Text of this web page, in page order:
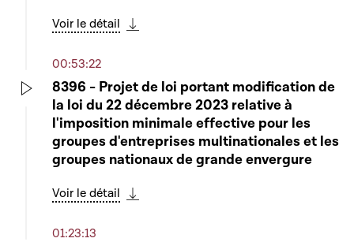
Voir le détail
00:53:22
8396 - Projet de loi portant modification de
la loi du 22 décembre 2023 relative à
l'imposition minimale effective pour les
groupes d'entreprises multinationales et les
groupes nationaux de grande envergure
Voir le détail
01:23:13